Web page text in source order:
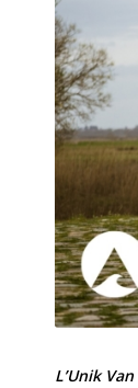
L’Unik Van